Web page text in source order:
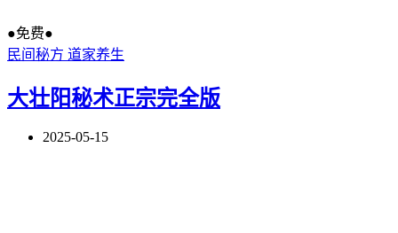
●免费●
民间秘方 道家养生
大壮阳秘术正宗完全版
2025-05-15